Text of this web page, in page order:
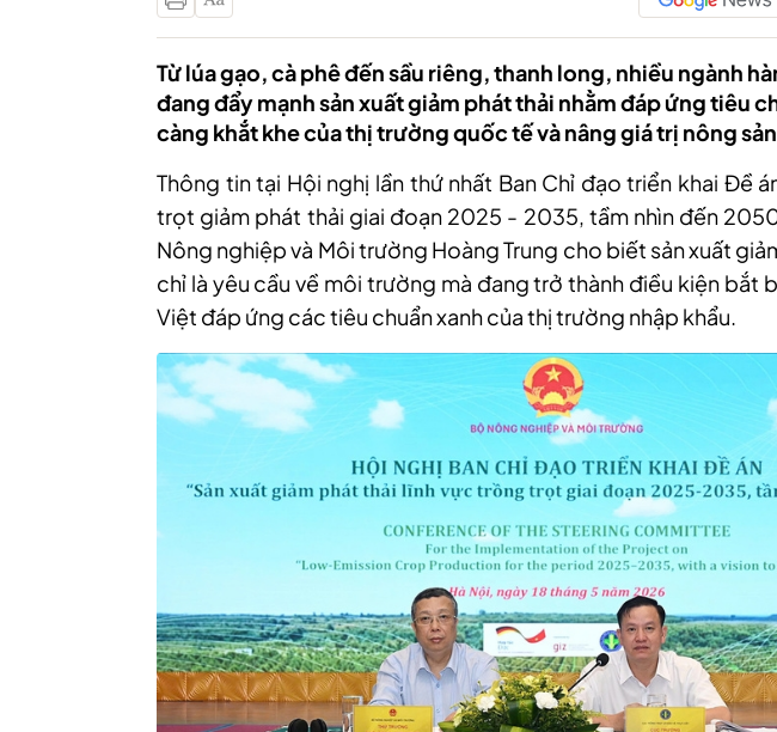
Từ lúa gạo, cà phê đến sầu riêng, thanh long, nhiều ngành
đang đẩy mạnh sản xuất giảm phát thải nhằm đáp ứng tiêu
càng khắt khe của thị trường quốc tế và nâng giá trị nông
Thông tin tại Hội nghị lần thứ nhất Ban Chỉ đạo triển khai Đề
trọt giảm phát thải giai đoạn 2025 - 2035, tầm nhìn đến
Nông nghiệp và Môi trường Hoàng Trung cho biết sản xuất
chỉ là yêu cầu về môi trường mà đang trở thành điều kiện bắt
Việt đáp ứng các tiêu chuẩn xanh của thị trường nhập khẩu.